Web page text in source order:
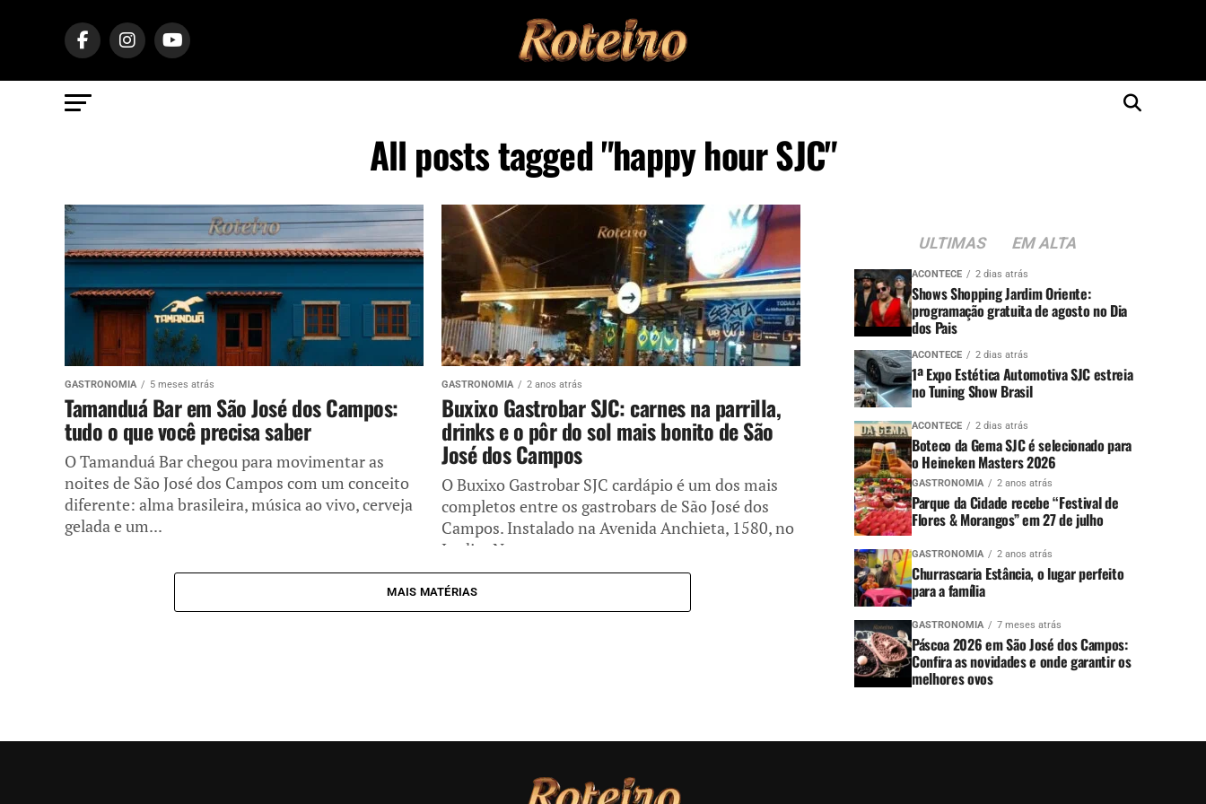
All posts tagged "happy hour SJC"
GASTRONOMIA 5 meses atrás
Tamanduá Bar em São José dos Campos:
tudo o que você precisa saber
O Tamanduá Bar chegou para movimentar as
noites de São José dos Campos com um conceito
diferente: alma brasileira, música ao vivo, cerveja
gelada e um...
GASTRONOMIA 2 anos atrás
Buxixo Gastrobar SJC: carnes na parrilla,
drinks e o pôr do sol mais bonito de São
José dos Campos
O Buxixo Gastrobar SJC cardápio é um dos mais
completos entre os gastrobars de São José dos
Campos. Instalado na Avenida Anchieta, 1580, no
Jardim Nova...
MAIS MATÉRIAS
ULTIMAS EM ALTA
ACONTECE 2 dias atrás
Shows Shopping Jardim Oriente:
programação gratuita de agosto no Dia
dos Pais
ACONTECE 2 dias atrás
1ª Expo Estética Automotiva SJC estreia
no Tuning Show Brasil
ACONTECE 2 dias atrás
Boteco da Gema SJC é selecionado para
o Heineken Masters 2026
GASTRONOMIA 2 anos atrás
Parque da Cidade recebe “Festival de
Flores & Morangos” em 27 de julho
GASTRONOMIA 2 anos atrás
Churrascaria Estância, o lugar perfeito
para a família
GASTRONOMIA 7 meses atrás
Páscoa 2026 em São José dos Campos:
Confira as novidades e onde garantir os
melhores ovos